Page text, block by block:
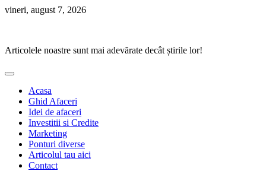
Skip
vineri, august 7, 2026
Articolele noastre sunt mai adevărate decât știrile lor!
Acasa
Ghid Afaceri
Idei de afaceri
Investitii si Credite
Marketing
Ponturi diverse
Articolul tau aici
Contact